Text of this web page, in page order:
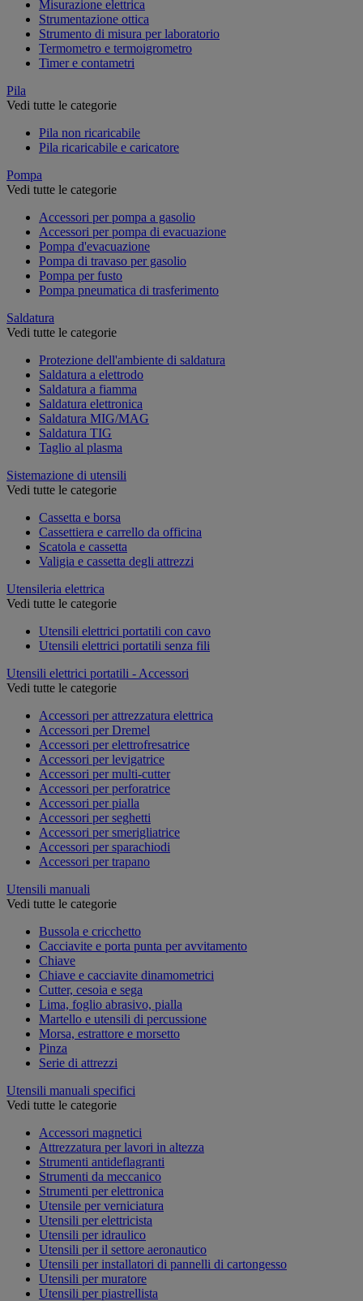
Misurazione elettrica
Strumentazione ottica
Strumento di misura per laboratorio
Termometro e termoigrometro
Timer e contametri
Pila
Vedi tutte le categorie
Pila non ricaricabile
Pila ricaricabile e caricatore
Pompa
Vedi tutte le categorie
Accessori per pompa a gasolio
Accessori per pompa di evacuazione
Pompa d'evacuazione
Pompa di travaso per gasolio
Pompa per fusto
Pompa pneumatica di trasferimento
Saldatura
Vedi tutte le categorie
Protezione dell'ambiente di saldatura
Saldatura a elettrodo
Saldatura a fiamma
Saldatura elettronica
Saldatura MIG/MAG
Saldatura TIG
Taglio al plasma
Sistemazione di utensili
Vedi tutte le categorie
Cassetta e borsa
Cassettiera e carrello da officina
Scatola e cassetta
Valigia e cassetta degli attrezzi
Utensileria elettrica
Vedi tutte le categorie
Utensili elettrici portatili con cavo
Utensili elettrici portatili senza fili
Utensili elettrici portatili - Accessori
Vedi tutte le categorie
Accessori per attrezzatura elettrica
Accessori per Dremel
Accessori per elettrofresatrice
Accessori per levigatrice
Accessori per multi-cutter
Accessori per perforatrice
Accessori per pialla
Accessori per seghetti
Accessori per smerigliatrice
Accessori per sparachiodi
Accessori per trapano
Utensili manuali
Vedi tutte le categorie
Bussola e cricchetto
Cacciavite e porta punta per avvitamento
Chiave
Chiave e cacciavite dinamometrici
Cutter, cesoia e sega
Lima, foglio abrasivo, pialla
Martello e utensili di percussione
Morsa, estrattore e morsetto
Pinza
Serie di attrezzi
Utensili manuali specifici
Vedi tutte le categorie
Accessori magnetici
Attrezzatura per lavori in altezza
Strumenti antideflagranti
Strumenti da meccanico
Strumenti per elettronica
Utensile per verniciatura
Utensili per elettricista
Utensili per idraulico
Utensili per il settore aeronautico
Utensili per installatori di pannelli di cartongesso
Utensili per muratore
Utensili per piastrellista